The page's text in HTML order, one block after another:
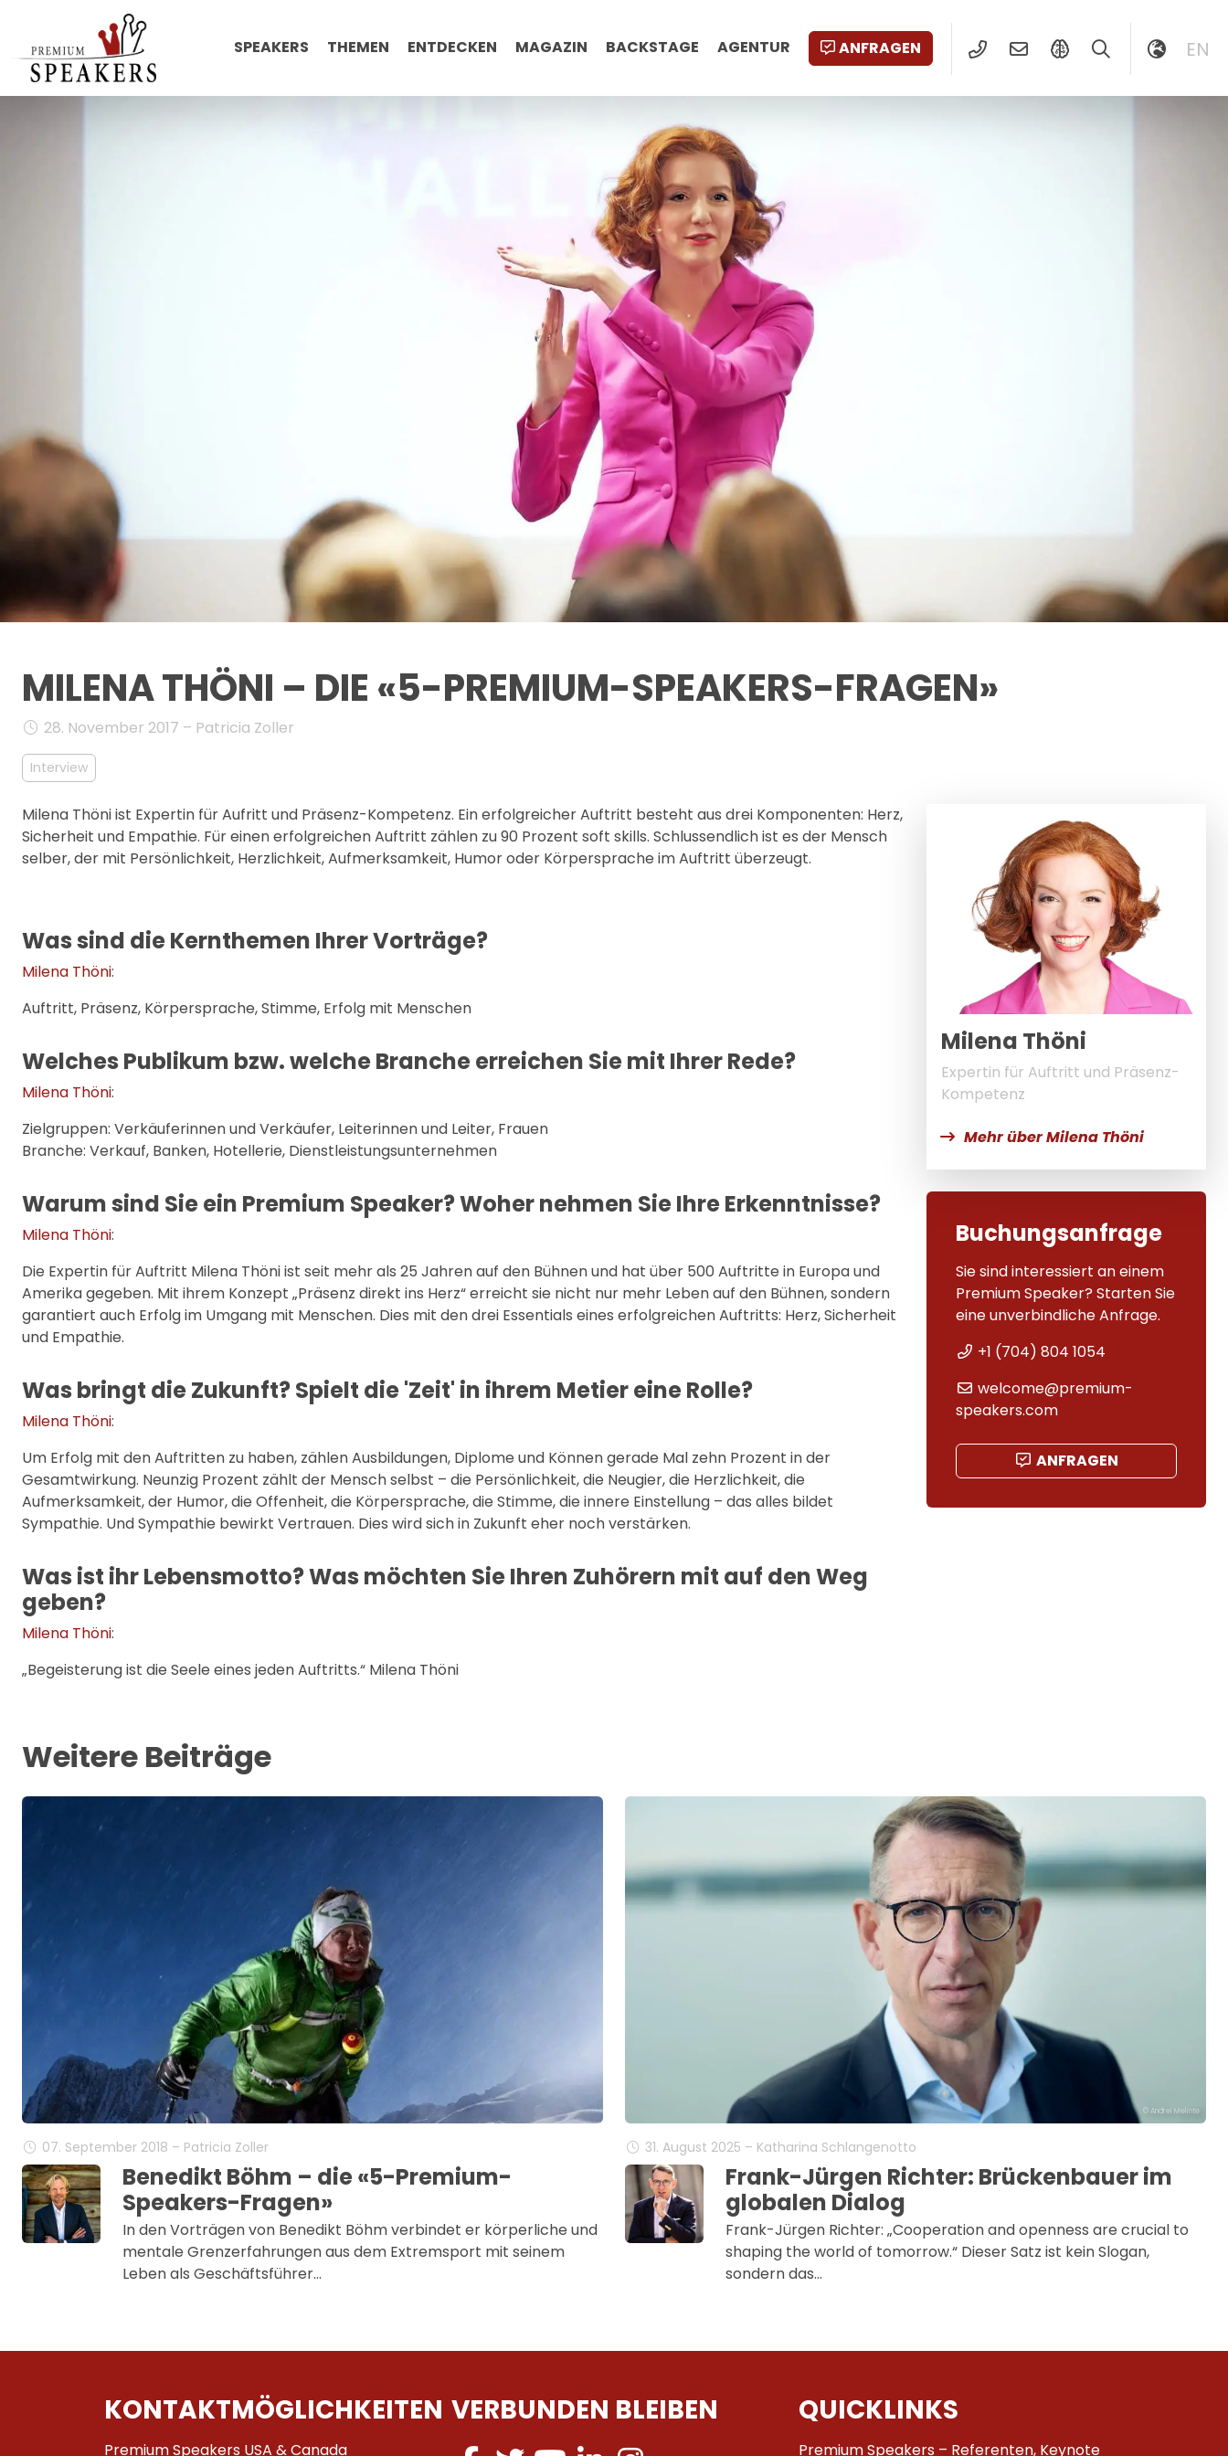
SPEAKERS THEMEN ENTDECKEN MAGAZIN BACKSTAGE AGENTUR ANFRAGEN EN
MILENA THÖNI – DIE «5-PREMIUM-SPEAKERS-FRAGEN»
28. November 2017 – Patricia Zoller
Interview
Milena Thöni ist Expertin für Aufritt und Präsenz-Kompetenz. Ein erfolgreicher Auftritt besteht aus drei Komponenten: Herz,
Sicherheit und Empathie. Für einen erfolgreichen Auftritt zählen zu 90 Prozent soft skills. Schlussendlich ist es der Mensch
selber, der mit Persönlichkeit, Herzlichkeit, Aufmerksamkeit, Humor oder Körpersprache im Auftritt überzeugt.
Was sind die Kernthemen Ihrer Vorträge?
Milena Thöni:
Auftritt, Präsenz, Körpersprache, Stimme, Erfolg mit Menschen
Welches Publikum bzw. welche Branche erreichen Sie mit Ihrer Rede?
Milena Thöni:
Zielgruppen: Verkäuferinnen und Verkäufer, Leiterinnen und Leiter, Frauen
Branche: Verkauf, Banken, Hotellerie, Dienstleistungsunternehmen
Warum sind Sie ein Premium Speaker? Woher nehmen Sie Ihre Erkenntnisse?
Milena Thöni:
Die Expertin für Auftritt Milena Thöni ist seit mehr als 25 Jahren auf den Bühnen und hat über 500 Auftritte in Europa und
Amerika gegeben. Mit ihrem Konzept „Präsenz direkt ins Herz“ erreicht sie nicht nur mehr Leben auf den Bühnen, sondern
garantiert auch Erfolg im Umgang mit Menschen. Dies mit den drei Essentials eines erfolgreichen Auftritts: Herz, Sicherheit
und Empathie.
Was bringt die Zukunft? Spielt die 'Zeit' in ihrem Metier eine Rolle?
Milena Thöni:
Um Erfolg mit den Auftritten zu haben, zählen Ausbildungen, Diplome und Können gerade Mal zehn Prozent in der
Gesamtwirkung. Neunzig Prozent zählt der Mensch selbst – die Persönlichkeit, die Neugier, die Herzlichkeit, die
Aufmerksamkeit, der Humor, die Offenheit, die Körpersprache, die Stimme, die innere Einstellung – das alles bildet
Sympathie. Und Sympathie bewirkt Vertrauen. Dies wird sich in Zukunft eher noch verstärken.
Was ist ihr Lebensmotto? Was möchten Sie Ihren Zuhörern mit auf den Weg
geben?
Milena Thöni:
„Begeisterung ist die Seele eines jeden Auftritts.“ Milena Thöni
Milena Thöni
Expertin für Auftritt und Präsenz-
Kompetenz
Mehr über Milena Thöni
Buchungsanfrage
Sie sind interessiert an einem
Premium Speaker? Starten Sie
eine unverbindliche Anfrage.
+1 (704) 804 1054
welcome@premium-
speakers.com
ANFRAGEN
Weitere Beiträge
07. September 2018 – Patricia Zoller
Benedikt Böhm – die «5-Premium-
Speakers-Fragen»
In den Vorträgen von Benedikt Böhm verbindet er körperliche und
mentale Grenzerfahrungen aus dem Extremsport mit seinem
Leben als Geschäftsführer…
© Andrei Melinte
31. August 2025 – Katharina Schlangenotto
Frank-Jürgen Richter: Brückenbauer im
globalen Dialog
Frank-Jürgen Richter: „Cooperation and openness are crucial to
shaping the world of tomorrow.“ Dieser Satz ist kein Slogan,
sondern das…
KONTAKTMÖGLICHKEITEN
Premium Speakers USA & Canada
VERBUNDEN BLEIBEN QUICKLINKS
Premium Speakers – Referenten, Keynote